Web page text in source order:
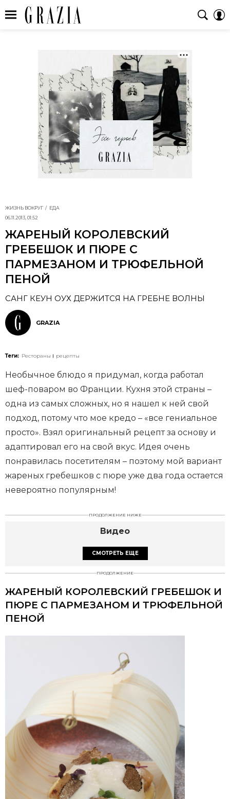
ЖИЗНЬ ВОКРУГ
ЕДА
06.11.2013, 01:52
ЖАРЕНЫЙ КОРОЛЕВСКИЙ
ГРЕБЕШОК И ПЮРЕ С
ПАРМЕЗАНОМ И ТРЮФЕЛЬНОЙ
ПЕНОЙ
САНГ КЕУН ОУХ ДЕРЖИТСЯ НА ГРЕБНЕ ВОЛНЫ
GRAZIA
Теги: Рестораны рецепты
Необычное блюдо я придумал, когда работал
шеф-поваром во Франции. Кухня этой страны –
одна из самых сложных, но я нашел к ней свой
подход, потому что мое кредо – «все гениальное
просто». Взял оригинальный рецепт за основу и
адаптировал его на свой вкус. Идея очень
понравилась посетителям – поэтому мой вариант
жареных гребешков с пюре уже два года остается
невероятно популярным!
ПРОДОЛЖЕНИЕ НИЖЕ
Видео
СМОТРЕТЬ ЕЩЕ
ПРОДОЛЖЕНИЕ
ЖАРЕНЫЙ КОРОЛЕВСКИЙ ГРЕБЕШОК И
ПЮРЕ С ПАРМЕЗАНОМ И ТРЮФЕЛЬНОЙ
ПЕНОЙ